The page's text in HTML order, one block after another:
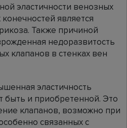
эластичности венозных
является
Также причиной
недоразвитость
клапанов в стенках вен
эластичность
быть и приобретенной. Это
клапанов, возможно при
связанных с